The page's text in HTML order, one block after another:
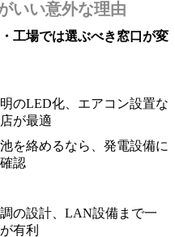
いい意外な理由
工場では選ぶべき窓口が変
のLED化、エアコン設置な
が最適
を絡めるなら、発電設備に
認
の設計、LAN設備まで一
有利